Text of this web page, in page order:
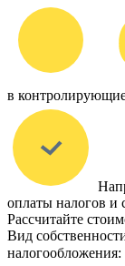
в
оплаты налогов и
Рассчитайте
Вид
налогообложения: